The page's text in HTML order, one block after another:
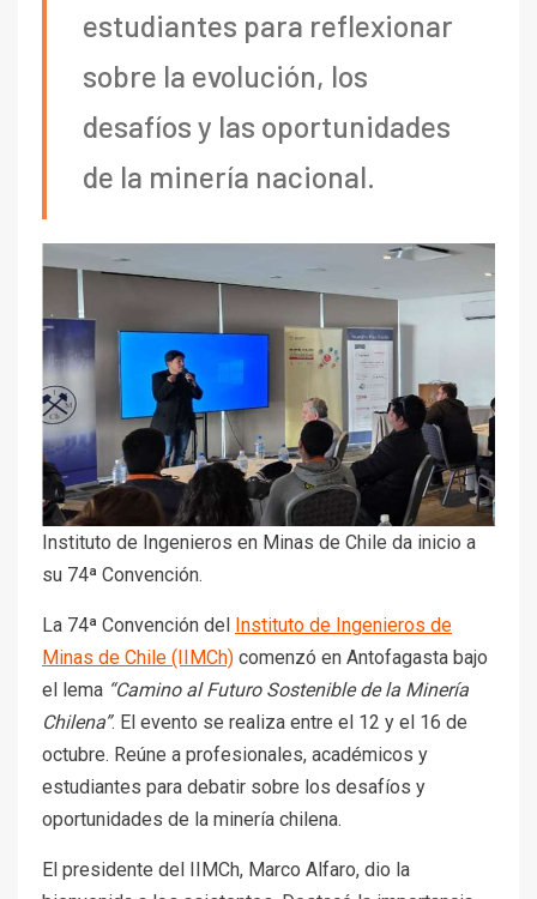
estudiantes para reflexionar
sobre la evolución, los
desafíos y las oportunidades
de la minería nacional.
Instituto de Ingenieros en Minas de Chile da inicio a
su 74ª Convención.
La 74ª Convención del Instituto de Ingenieros de
Minas de Chile (IIMCh) comenzó en Antofagasta bajo
el lema “Camino al Futuro Sostenible de la Minería
Chilena”. El evento se realiza entre el 12 y el 16 de
octubre. Reúne a profesionales, académicos y
estudiantes para debatir sobre los desafíos y
oportunidades de la minería chilena.
El presidente del IIMCh, Marco Alfaro, dio la